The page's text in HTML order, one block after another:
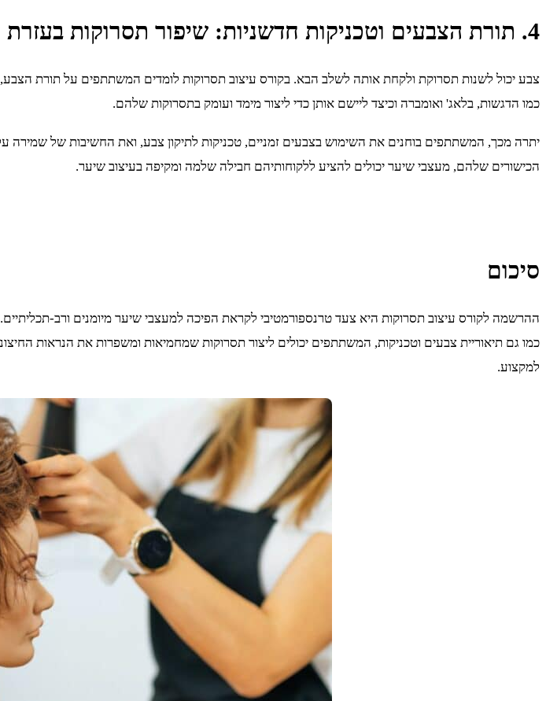
4. תורת הצבעים וטכניקות חדשניות: שיפור תסרוקות בעזרת צבע
צבע יכול לשנות תסרוקת ולקחת אותה לשלב הבא. בקורס עיצוב תסרוקות לומדים המשתתפים על תורת הצבע,
כמו הדגשות, בלאג' ואומברה וכיצד ליישם אותן כדי ליצור מימד ועומק בתסרוקות שלהם.
יתרה מכך, המשתתפים בוחנים את השימוש בצבעים זמניים, טכניקות לתיקון צבע, ואת החשיבות של שמירה
הכישורים שלהם, מעצבי שיער יכולים להציע ללקוחותיהם חבילה שלמה ומקיפה בעיצוב שיער.
סיכום
ההרשמה לקורס עיצוב תסרוקות היא צעד טרנספורמטיבי לקראת הפיכה למעצבי שיער מיומנים ורב-תכליתיים. על
כמו גם תיאוריית צבעים וטכניקות, המשתתפים יכולים ליצור תסרוקות שמחמיאות ומשפרות את הנראות
למקצוע.